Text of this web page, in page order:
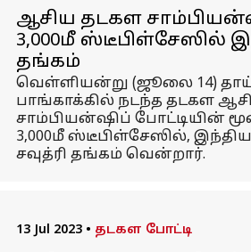
ஆசிய தடகள
3,000மீ ஸ்டீபிள்சேஸில்
தங்கம்
வெள்ளியன்று (ஜூலை 14)
பாங்காக்கில் நடந்த தடகள
சாம்பியன்ஷிப் போட்டியின்
3,000மீ ஸ்டீபிள்சேஸில்,
சவுத்ரி தங்கம் வென்றார்.
13 Jul 2023 • தடகள போட்டி